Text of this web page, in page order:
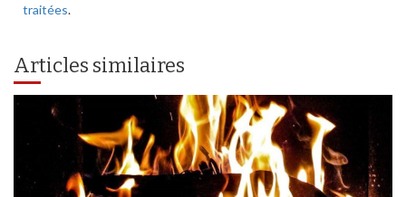
traitées.
Articles similaires